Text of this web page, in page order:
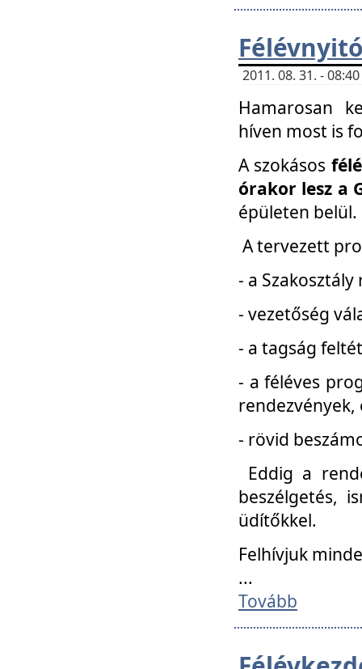
2011. 08. 31. -
Hamarosan
híven most is
A szokásos
órakor lesz a
épületen belül.
A tervezett
- a
- vezetőség
- a tagság
- a féléves
- rövid
Eddig a
beszélgetés,
üdítőkkel.
Felhívjuk
...
Tovább